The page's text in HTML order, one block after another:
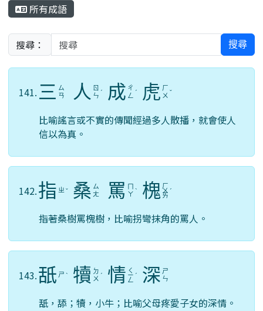
所有成語
搜尋： 搜尋
141. 三 ㄙ
ㄢ
人 ㄖ
ㄣ ˊ 成 ㄔ
ㄥ ˊ 虎 ㄏ
ㄨ ˇ
比喻謠言或不實的傳聞經過多人散播，就會使人
信以為真。
142.指 ㄓ ˇ 桑 ㄙ
ㄤ
罵 ㄇ
ㄚ ˋ 槐 ㄏ
ㄨ
ㄞ
ˊ
指著桑樹罵槐樹，比喻拐彎抹角的罵人。
143.舐 ㄕ ˋ 犢 ㄉ
ㄨ ˊ 情 ㄑ
ㄧ
ㄥ
ˊ 深 ㄕ
ㄣ
舐，舔；犢，小牛；比喻父母疼愛子女的深情。